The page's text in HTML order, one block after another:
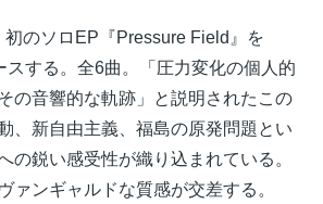
のソロEP『Pressure Field』を
スする。全6曲。「圧力変化の個人的
の音響的な軌跡」と説明されたこの
、新自由主義、福島の原発問題とい
の鋭い感受性が織り込まれている。
ァンギャルドな質感が交差する。